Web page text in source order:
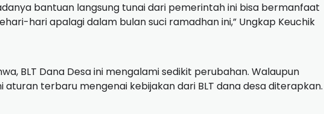
bantuan langsung tunai dari pemerintah ini bisa bermanfaat
hari apalagi dalam bulan suci ramadhan ini,” Ungkap Keuchik
BLT Dana Desa ini mengalami sedikit perubahan. Walaupun
aturan terbaru mengenai kebijakan dari BLT dana desa diterapkan.